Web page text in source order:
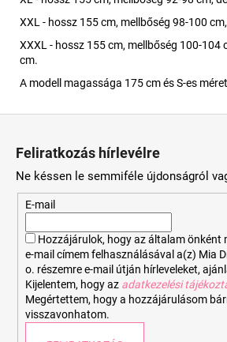
XXL - hossz 155 cm, mellbőség 98-100
XXXL - hossz 155 cm, mellbőség 100-104
cm.
A modell magassága 175 cm és S-es
Feliratkozás hírlevélre
Ne késsen le semmiféle újdonságról
E-mail
Hozzájárulok, hogy az általam önként
e-mail címem felhasználásával a(z) Mia
o. részemre e-mail útján hírleveleket,
Kijelentem, hogy az adatkezelési
Megértettem, hogy a hozzájárulásom
visszavonhatom.